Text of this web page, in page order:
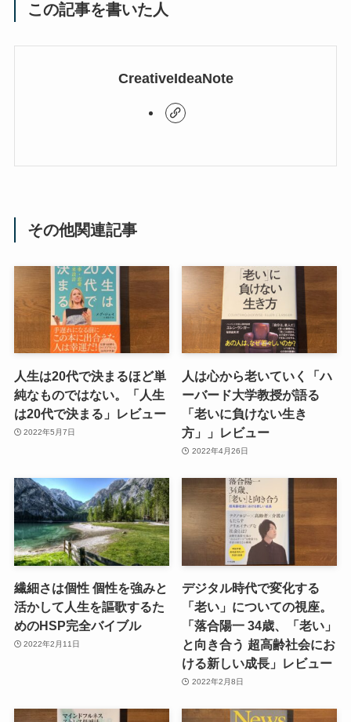
この記事を書いた人
CreativeIdeaNote
その他関連記事
人生は20代で決まるほど単
純なものではない。「人生
は20代で決まる」レビュー
2022年5月7日
人は心から老いていく「ハ
ーバード大学教授が語る
「老いに負けない生き
方」」レビュー
2022年4月26日
繊細さは個性 個性を強みと
活かして人生を謳歌するた
めのHSP完全バイブル
2022年2月11日
デジタル時代で変化する
「老い」についての視座。
「落合陽一 34歳、「老い」
と向き合う 超高齢社会にお
ける新しい成長」レビュー
2022年2月8日